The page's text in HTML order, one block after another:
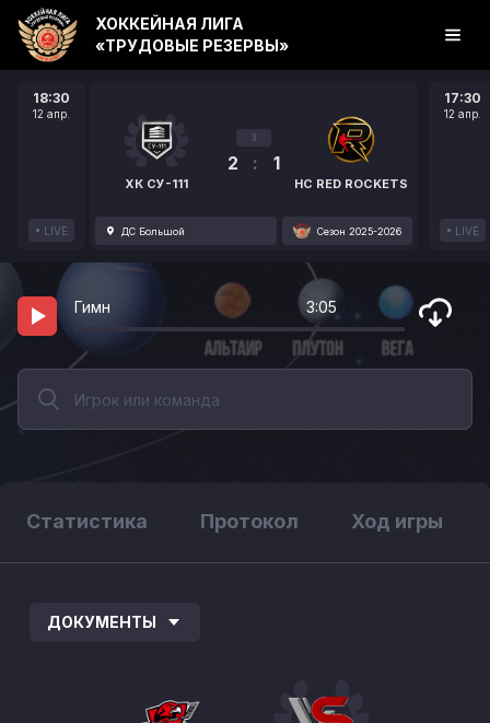
18:30
12 апр.
LIVE
ХК СУ-111
3
2 : 1
HC RED ROCKETS
ДС Большой Сезон 2025-2026
17:30
12 апр.
LIVE
ХОККЕЙНАЯ ЛИГА
«ТРУДОВЫЕ РЕЗЕРВЫ»
Гимн 3:05
Статистика Протокол Ход игры
ДОКУМЕНТЫ